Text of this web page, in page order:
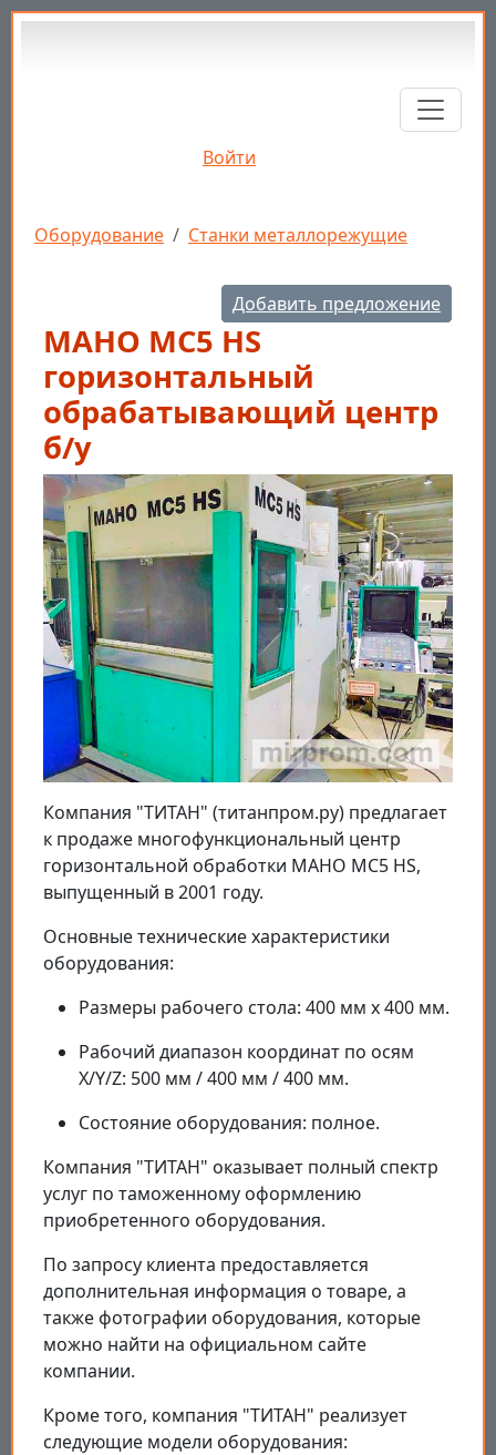
Перейти к основному содержанию
Войти
Строка навигации
Оборудование Станки металлорежущие
Добавить предложение
MAHO MC5 HS
горизонтальный
обрабатывающий центр
б/у
Компания "ТИТАН" (титанпром.ру) предлагает
к продаже многофункциональный центр
горизонтальной обработки MAHO MC5 HS,
выпущенный в 2001 году.
Основные технические характеристики
оборудования:
Размеры рабочего стола: 400 мм х 400 мм.
Рабочий диапазон координат по осям
X/Y/Z: 500 мм / 400 мм / 400 мм.
Состояние оборудования: полное.
Компания "ТИТАН" оказывает полный спектр
услуг по таможенному оформлению
приобретенного оборудования.
По запросу клиента предоставляется
дополнительная информация о товаре, а
также фотографии оборудования, которые
можно найти на официальном сайте
компании.
Кроме того, компания "ТИТАН" реализует
следующие модели оборудования: